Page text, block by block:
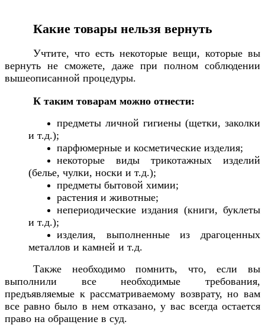
Какие товары нельзя вернуть
Учтите, что есть некоторые вещи, которые вы
вернуть не сможете, даже при полном соблюдении
вышеописанной процедуры.
К таким товарам можно отнести:
предметы личной гигиены (щетки, заколки
и т.д.);
парфюмерные и косметические изделия;
некоторые виды трикотажных изделий
(белье, чулки, носки и т.д.);
предметы бытовой химии;
растения и животные;
непериодические издания (книги, буклеты
и т.д.);
изделия, выполненные из драгоценных
металлов и камней и т.д.
Также необходимо помнить, что, если вы
выполнили все необходимые требования,
предъявляемые к рассматриваемому возврату, но вам
все равно было в нем отказано, у вас всегда остается
право на обращение в суд.